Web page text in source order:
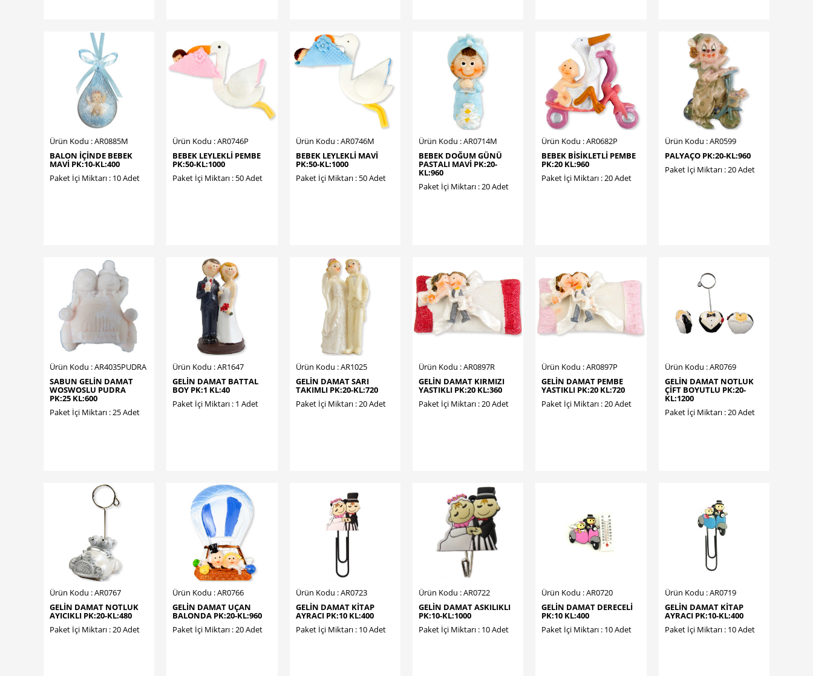
Ürün Kodu : AR0885M
BALON İÇİNDE BEBEK
MAVİ PK:10-KL:400
Paket İçi Miktarı : 10 Adet
Ürün Kodu : AR0746P
BEBEK LEYLEKLİ PEMBE
PK:50-KL:1000
Paket İçi Miktarı : 50 Adet
Ürün Kodu : AR0746M
BEBEK LEYLEKLİ MAVİ
PK:50-KL:1000
Paket İçi Miktarı : 50 Adet
Ürün Kodu : AR0714M
BEBEK DOĞUM GÜNÜ
PASTALI MAVİ PK:20-
KL:960
Paket İçi Miktarı : 20 Adet
Ürün Kodu : AR0682P
BEBEK BİSİKLETLİ PEMBE
PK:20 KL:960
Paket İçi Miktarı : 20 Adet
Ürün Kodu : AR0599
PALYAÇO PK:20-KL:960
Paket İçi Miktarı : 20 Adet
Ürün Kodu : AR4035PUDRA
SABUN GELİN DAMAT
WOSWOSLU PUDRA
PK:25 KL:600
Paket İçi Miktarı : 25 Adet
Ürün Kodu : AR1647
GELİN DAMAT BATTAL
BOY PK:1 KL:40
Paket İçi Miktarı : 1 Adet
Ürün Kodu : AR1025
GELİN DAMAT SARI
TAKIMLI PK:20-KL:720
Paket İçi Miktarı : 20 Adet
Ürün Kodu : AR0897R
GELİN DAMAT KIRMIZI
YASTIKLI PK:20 KL:360
Paket İçi Miktarı : 20 Adet
Ürün Kodu : AR0897P
GELİN DAMAT PEMBE
YASTIKLI PK:20 KL:720
Paket İçi Miktarı : 20 Adet
Ürün Kodu : AR0769
GELİN DAMAT NOTLUK
ÇİFT BOYUTLU PK:20-
KL:1200
Paket İçi Miktarı : 20 Adet
Ürün Kodu : AR0767
GELİN DAMAT NOTLUK
AYICIKLI PK:20-KL:480
Paket İçi Miktarı : 20 Adet
Ürün Kodu : AR0766
GELİN DAMAT UÇAN
BALONDA PK:20-KL:960
Paket İçi Miktarı : 20 Adet
Ürün Kodu : AR0723
GELİN DAMAT KİTAP
AYRACI PK:10 KL:400
Paket İçi Miktarı : 10 Adet
Ürün Kodu : AR0722
GELİN DAMAT ASKILIKLI
PK:10-KL:1000
Paket İçi Miktarı : 10 Adet
Ürün Kodu : AR0720
GELİN DAMAT DERECELİ
PK:10 KL:400
Paket İçi Miktarı : 10 Adet
Ürün Kodu : AR0719
GELİN DAMAT KİTAP
AYRACI PK:10-KL:400
Paket İçi Miktarı : 10 Adet